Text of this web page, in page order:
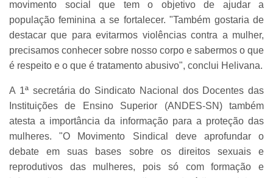
movimento social que tem o objetivo de ajudar a
população feminina a se fortalecer. "Também gostaria de
destacar que para evitarmos violências contra a mulher,
precisamos conhecer sobre nosso corpo e sabermos o que
é respeito e o que é tratamento abusivo", conclui Helivana.
A 1ª secretária do Sindicato Nacional dos Docentes das
Instituições de Ensino Superior (ANDES-SN) também
atesta a importância da informação para a proteção das
mulheres. "O Movimento Sindical deve aprofundar o
debate em suas bases sobre os direitos sexuais e
reprodutivos das mulheres, pois só com formação e